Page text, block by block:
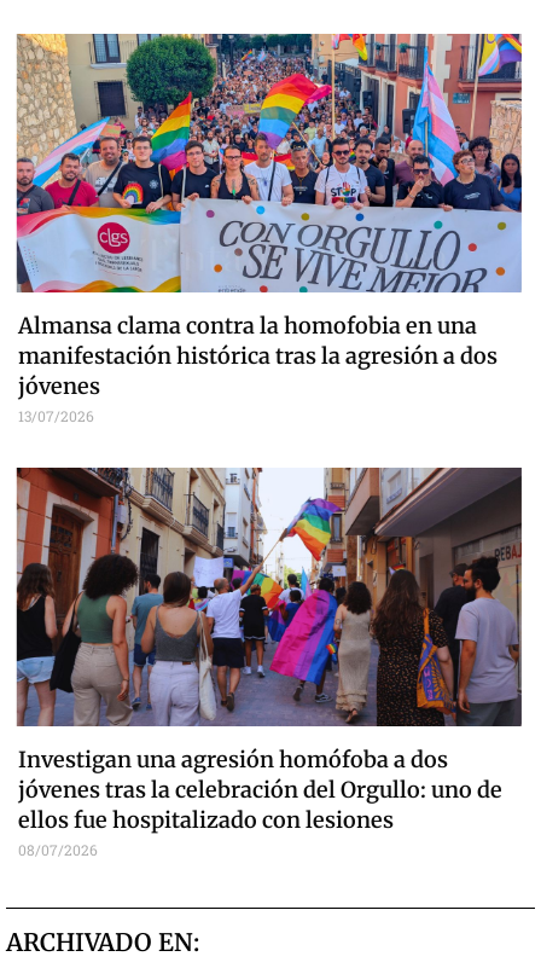
Almansa clama contra la homofobia en una
manifestación histórica tras la agresión a dos
jóvenes
13/07/2026
Investigan una agresión homófoba a dos
jóvenes tras la celebración del Orgullo: uno de
ellos fue hospitalizado con lesiones
08/07/2026
ARCHIVADO EN: